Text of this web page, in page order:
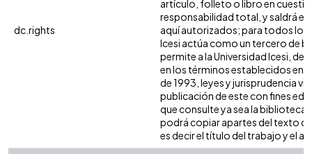
dc.rights
artículo, folleto o libro en
responsabilidad total, y saldrá
aquí autorizados; para todos los
Icesi actúa como un tercero de
permite a la Universidad Icesi, de
en los términos establecidos en
de 1993, leyes y jurisprudencia
publicación de este con fines
que consulte ya sea la
podrá copiar apartes del texto
es decir el título del trabajo y el